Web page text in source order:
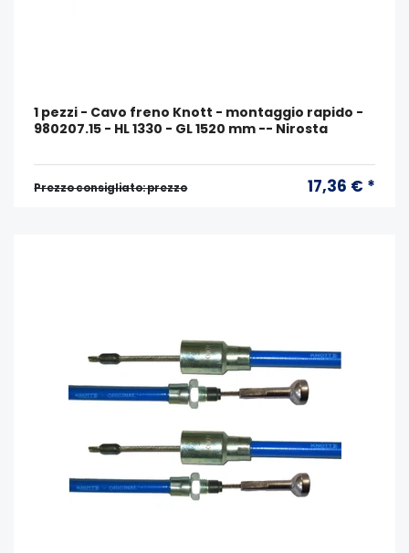
1 pezzi - Cavo freno Knott - montaggio rapido -
980207.15 - HL 1330 - GL 1520 mm -- Nirosta
Prezzo consigliato: prezzo 17,36 € *